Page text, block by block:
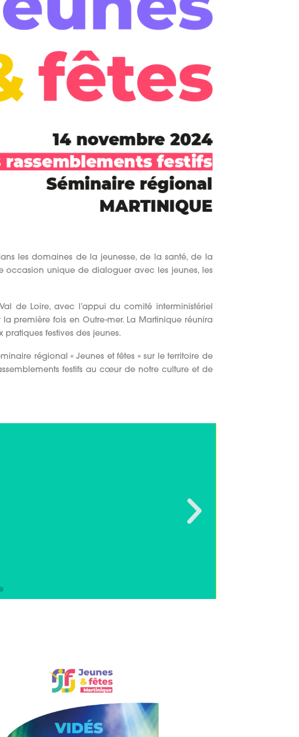
les domaines de la jeunesse, de la santé, de la
occasion unique de dialoguer avec les jeunes, les
de Loire, avec l’appui du comité interministériel
première fois en Outre-mer. La Martinique réunira
festives des jeunes.
régional « Jeunes et fêtes » sur le territoire de
festifs au cœur de notre culture et de